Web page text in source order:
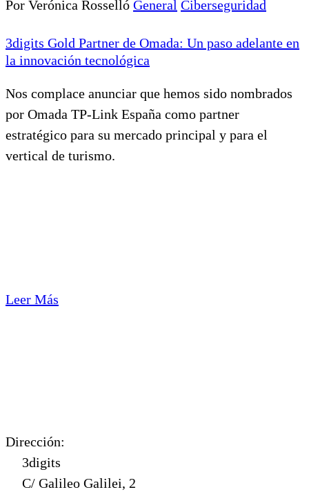
Por Verónica Rosselló General Ciberseguridad
3digits Gold Partner de Omada: Un paso adelante en
la innovación tecnológica
Nos complace anunciar que hemos sido nombrados
por Omada TP-Link España como partner
estratégico para su mercado principal y para el
vertical de turismo.
Leer Más
Dirección:
3digits
C/ Galileo Galilei, 2